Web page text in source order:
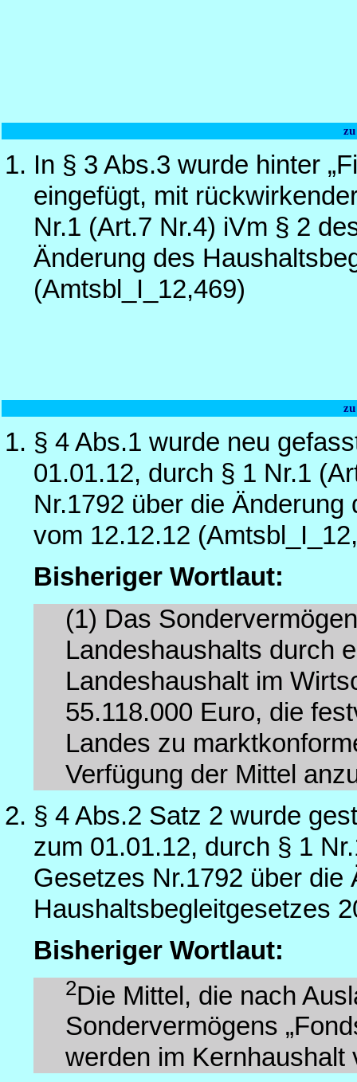
In § 3 Abs.3 wurde hinter
eingefügt, mit
Nr.1 (Art.7 Nr.4) iVm § 2
Änderung des
(Amtsbl_I_12,469)
§ 4 Abs.1 wurde neu
01.01.12, durch § 1 Nr.1
Nr.1792 über die
vom 12.12.12
Bisheriger Wortlaut:
(1) Das
Landeshaushalts durch
Landeshaushalt im
55.118.000 Euro, die
Landes zu
Verfügung der Mittel
§ 4 Abs.2 Satz 2 wurde
zum 01.01.12, durch § 1
Gesetzes Nr.1792 über die
Haushaltsbegleitgesetzes
Bisheriger Wortlaut:
2Die Mittel, die nach
Sondervermögens
werden im Kernhaushalt